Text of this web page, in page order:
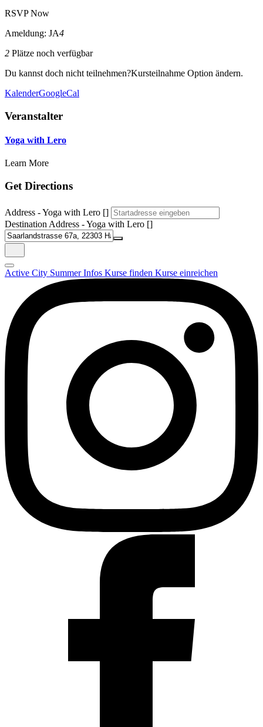
RSVP Now
Ameldung: JA4
2 Plätze noch verfügbar
Du kannst doch nicht teilnehmen?Kursteilnahme Option ändern.
KalenderGoogleCal
Veranstalter
Yoga with Lero
Learn More
Get Directions
Address - Yoga with Lero []
Destination Address - Yoga with Lero []
Active City SummerInfos Kurse finden Kurse einreichen